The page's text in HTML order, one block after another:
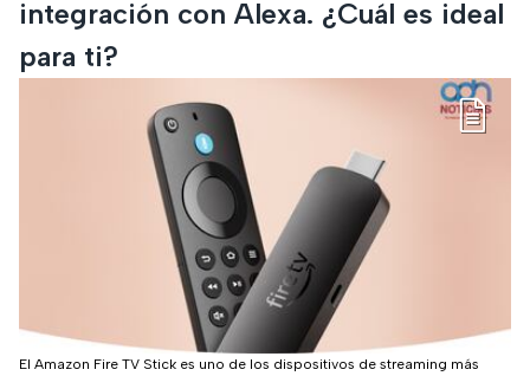
integración con Alexa. ¿Cuál es ideal
para ti?
El Amazon Fire TV Stick es uno de los dispositivos de streaming más